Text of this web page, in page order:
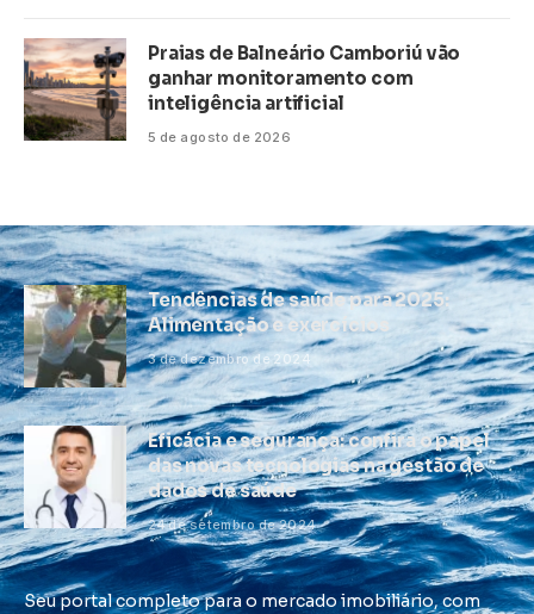
Praias de Balneário Camboriú vão
ganhar monitoramento com
inteligência artificial
5 de agosto de 2026
Tendências de saúde para 2025:
Alimentação e exercícios
3 de dezembro de 2024
Eficácia e segurança: confira o papel
das novas tecnologias na gestão de
dados de saúde
24 de setembro de 2024
Seu portal completo para o mercado imobiliário, com